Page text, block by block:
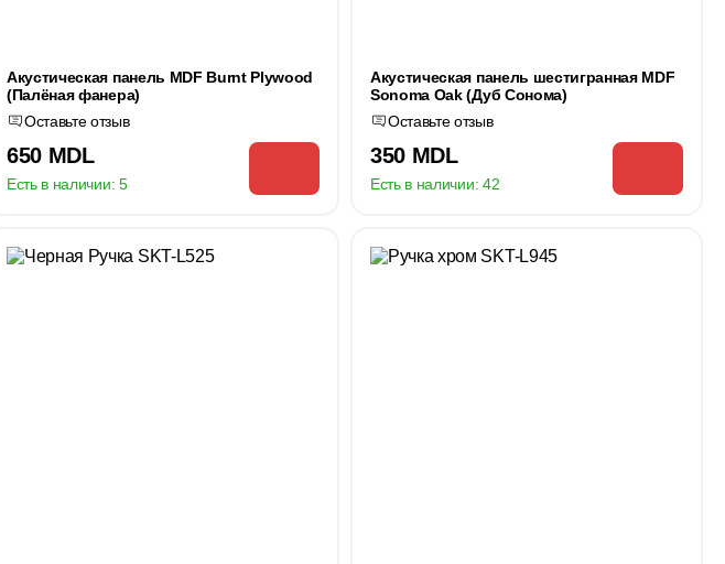
Акустическая панель MDF Burnt Plywood
(Палёная фанера)
Оставьте отзыв
650 MDL
Есть в наличии: 5
Акустическая панель шестигранная MDF
Sonoma Oak (Дуб Сонома)
Оставьте отзыв
350 MDL
Есть в наличии: 42